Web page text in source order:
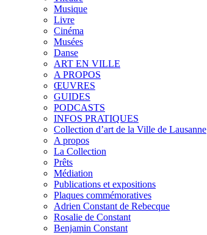
Musique
Livre
Cinéma
Musées
Danse
ART EN VILLE
A PROPOS
ŒUVRES
GUIDES
PODCASTS
INFOS PRATIQUES
Collection d’art de la Ville de Lausanne
A propos
La Collection
Prêts
Médiation
Publications et expositions
Plaques commémoratives
Adrien Constant de Rebecque
Rosalie de Constant
Benjamin Constant